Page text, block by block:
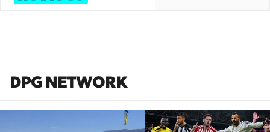
DPG NETWORK